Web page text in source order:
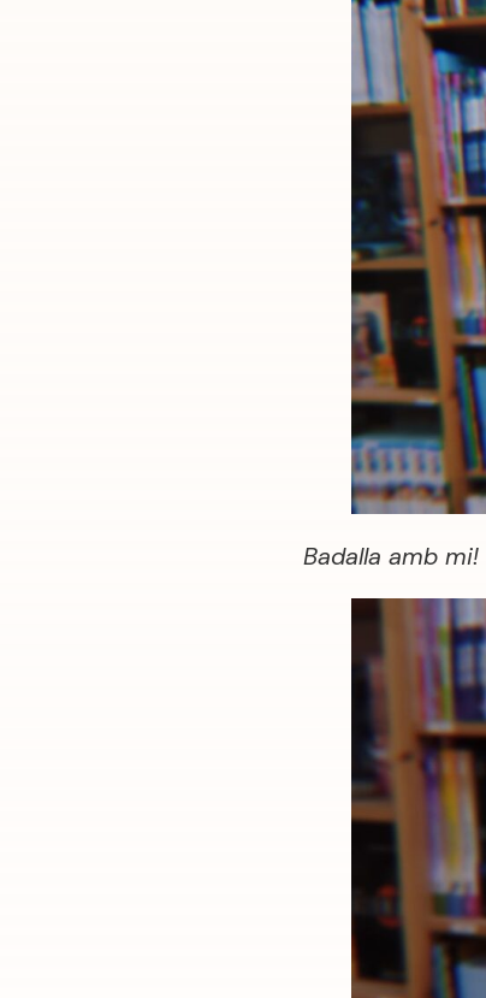
Badalla amb mi!